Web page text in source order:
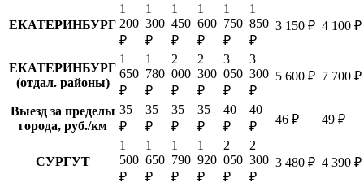
ЕКАТЕРИНБУРГ
1
200
₽
1
300
₽
1
450
₽
1
600
₽
1
750
₽
1
850
₽
3 150 ₽ 4 100 ₽
ЕКАТЕРИНБУРГ
(отдал. районы)
1
650
₽
1
780
₽
2
000
₽
2
300
₽
3
050
₽
3
300
₽
5 600 ₽ 7 700 ₽
Выезд за пределы
города, руб./км
35
₽
35
₽
35
₽
35
₽
40
₽
40
₽
46 ₽ 49 ₽
СУРГУТ
1
500
₽
1
650
₽
1
790
₽
1
920
₽
2
050
₽
2
300
₽
3 480 ₽ 4 390 ₽